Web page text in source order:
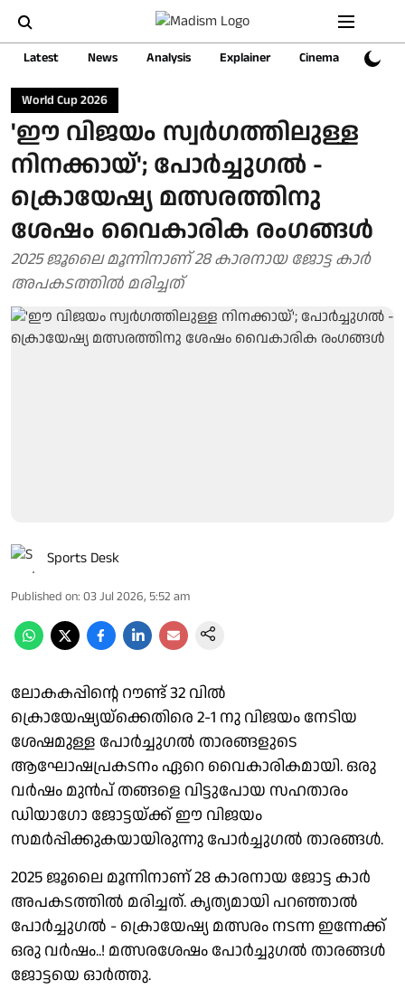
Latest News Analysis Explainer Cinema Sports
World Cup 2026
'ഈ വിജയം സ്വർഗത്തിലുള്ള
നിനക്കായ്'; പോർച്ചുഗൽ -
ക്രൊയേഷ്യ മത്സരത്തിനു
ശേഷം വൈകാരിക രംഗങ്ങൾ
2025 ജൂലൈ മൂന്നിനാണ് 28 കാരനായ ജോട്ട കാർ
അപകടത്തിൽ മരിച്ചത്
Sports Desk
Published on: 03 Jul 2026, 5:52 am
ലോകകപ്പിന്റെ റൗണ്ട് 32 വിൽ
ക്രൊയേഷ്യയ്‌ക്കെതിരെ 2-1 നു വിജയം നേടിയ
ശേഷമുള്ള പോർച്ചുഗൽ താരങ്ങളുടെ
ആഘോഷപ്രകടനം ഏറെ വൈകാരികമായി. ഒരു
വർഷം മുൻപ് തങ്ങളെ വിട്ടുപോയ സഹതാരം
ഡിയാഗോ ജോട്ടയ്ക്ക് ഈ വിജയം
സമർപ്പിക്കുകയായിരുന്നു പോർച്ചുഗൽ താരങ്ങൾ.
2025 ജൂലൈ മൂന്നിനാണ് 28 കാരനായ ജോട്ട കാർ
അപകടത്തിൽ മരിച്ചത്. കൃത്യമായി പറഞ്ഞാൽ
പോർച്ചുഗൽ - ക്രൊയേഷ്യ മത്സരം നടന്ന ഇന്നേക്ക്
ഒരു വർഷം..! മത്സരശേഷം പോർച്ചുഗൽ താരങ്ങൾ
ജോട്ടയെ ഓർത്തു.